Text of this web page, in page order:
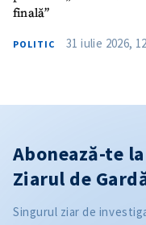
finală”
POLITIC 31 iulie 2026,
Abonează-te la
Ziarul de
Singurul ziar de